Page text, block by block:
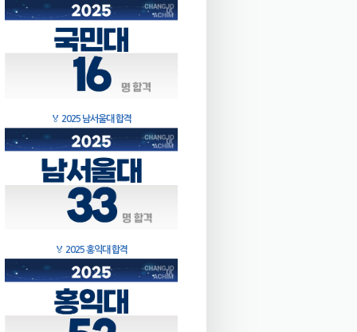
🏅 2025 남서울대 합격
🏅 2025 홍익대 합격